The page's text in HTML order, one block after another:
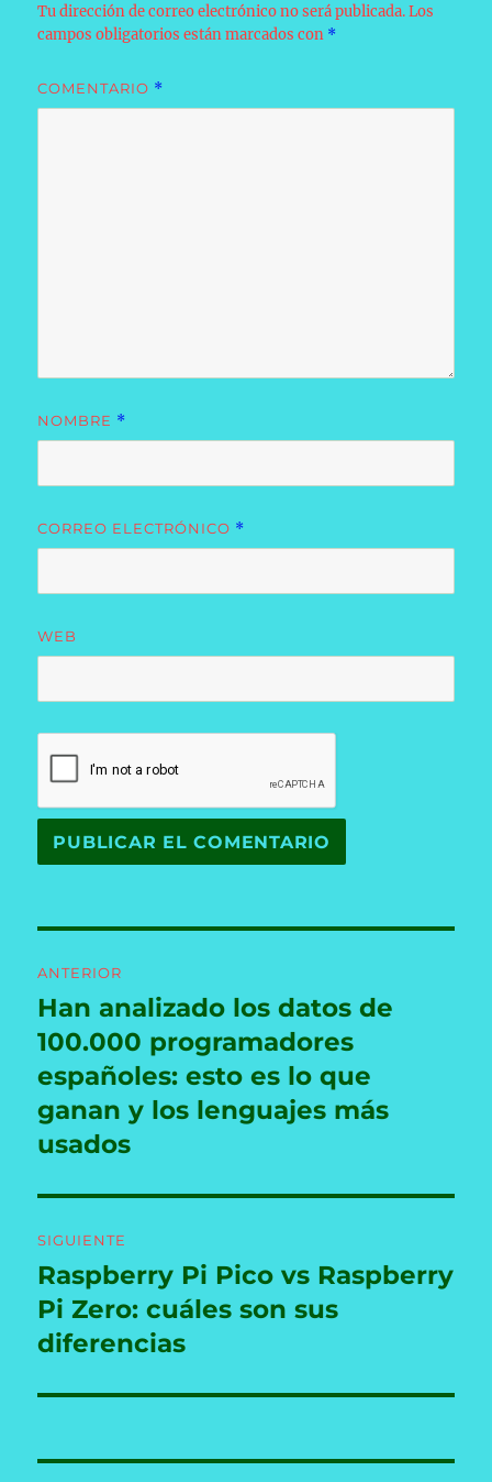
Tu dirección de correo electrónico no será publicada. Los
campos obligatorios están marcados con *
COMENTARIO *
NOMBRE *
CORREO ELECTRÓNICO *
WEB
de
entradas
ANTERIOR
Entrada
anterior:
Han analizado los datos de
100.000 programadores
españoles: esto es lo que
ganan y los lenguajes más
usados
SIGUIENTE
Entrada
siguiente:
Raspberry Pi Pico vs Raspberry
Pi Zero: cuáles son sus
diferencias